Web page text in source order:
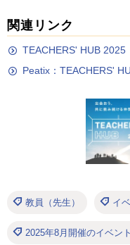
関連リンク
TEACHERS' HUB 2025
Peatix：TEACHERS'
教員（先生） イ
2025年8月開催のイベン